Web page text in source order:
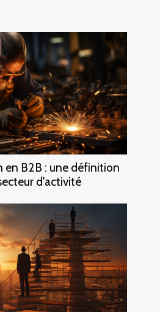
en B2B : une définition
d'activité